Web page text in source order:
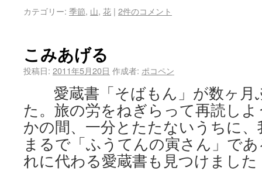
カテゴリー: 季節, 山, 花 | 2件のコメント
こみあげる
投稿日: 2011年5月20日 作成者: ポコペン
愛蔵書「そばもん」が数ヶ月
た。旅の労をねぎらって再読し
かの間、一分とたたないうちに
まるで「ふうてんの寅さん」
れに代わる愛蔵書も見つけまし